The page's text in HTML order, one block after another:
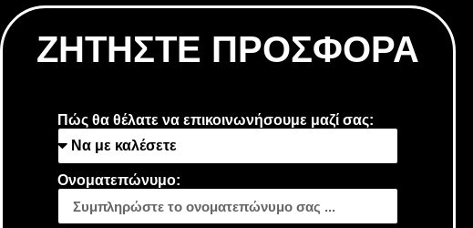
ΖΗΤΗΣΤΕ ΠΡΟΣΦΟΡΑ
Πώς θα θέλατε να επικοινωνήσουμε μαζί σας:
Ονοματεπώνυμο: